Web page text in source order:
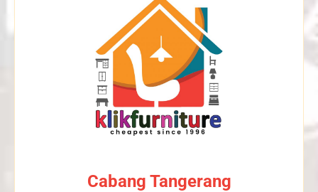
Cabang Tangerang